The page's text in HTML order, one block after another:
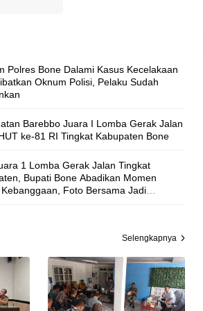
Polres Bone Dalami Kasus Kecelakaan
Oknum Polisi, Pelaku Sudah
Barebbo Juara I Lomba Gerak Jalan
ke-81 RI Tingkat Kabupaten Bone
1 Lomba Gerak Jalan Tingkat
Bupati Bone Abadikan Momen
Foto Bersama Jadi
Selengkapnya